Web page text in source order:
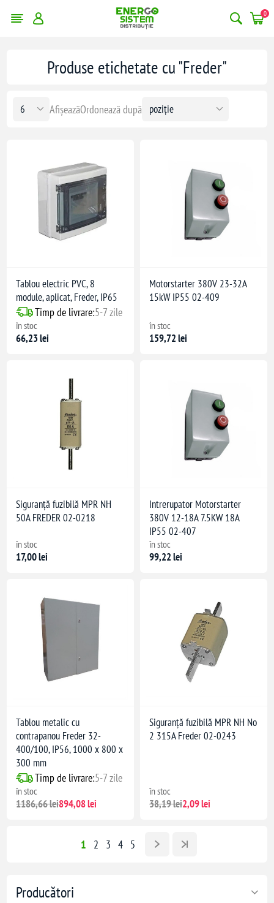
0
Producători
Produse etichetate cu "Freder"
Ordonează după
Afișează
Tablou electric PVC, 8
module, aplicat, Freder, IP65
Timp de livrare:5-7 zile
în stoc
66,23 lei
Motorstarter 380V 23-32A
15kW IP55 02-409
în stoc
159,72 lei
Siguranță fuzibilă MPR NH
50A FREDER 02-0218
în stoc
17,00 lei
Intrerupator Motorstarter
380V 12-18A 7.5KW 18A
IP55 02-407
în stoc
99,22 lei
Tablou metalic cu
contrapanou Freder 32-
400/100, IP56, 1000 x 800 x
300 mm
Timp de livrare:5-7 zile
în stoc
1186,66 lei894,08 lei
Siguranță fuzibilă MPR NH No
2 315A Freder 02-0243
în stoc
38,19 lei2,09 lei
1 2 3 4 5